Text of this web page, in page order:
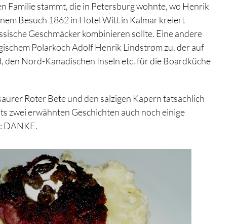
Familie stammt, die in Petersburg wohnte, wo Henrik
Besuch 1862 in Hotel Witt in Kalmar kreiert
Geschmäcker kombinieren sollte. Eine andere
Polarkoch Adolf Henrik Lindstrøm zu, der auf
den Nord-Kanadischen Inseln etc. für die Boardküche
Roter Bete und den salzigen Kapern tatsächlich
zwei erwähnten Geschichten auch noch einige
DANKE.